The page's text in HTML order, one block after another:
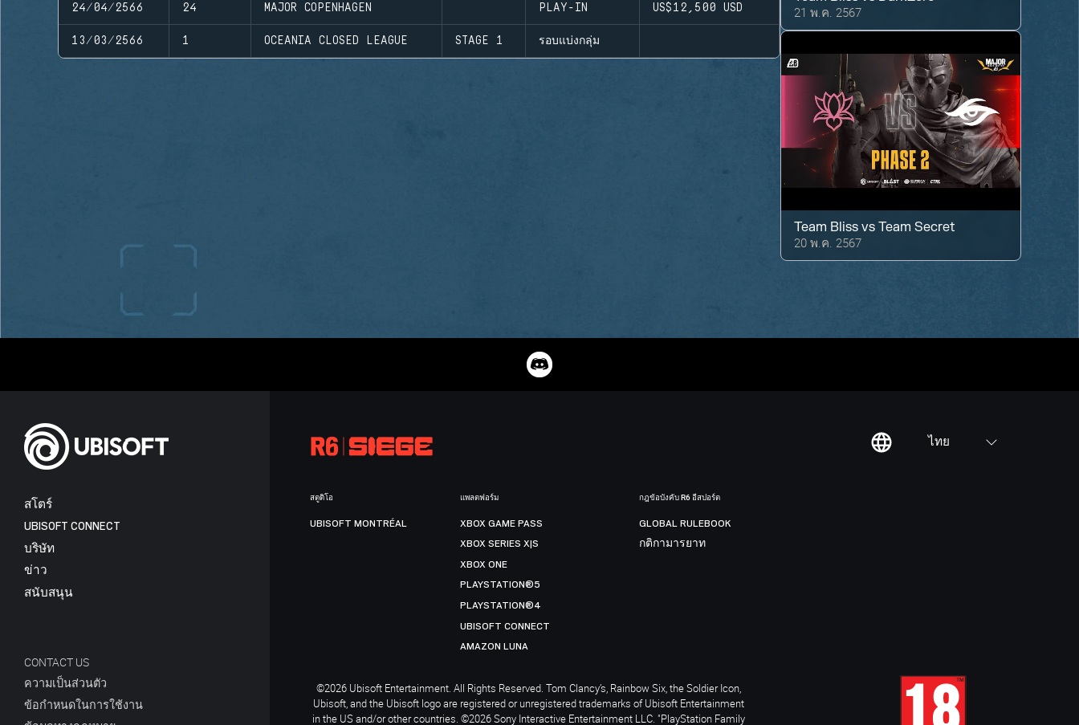
24/04/2566 24 MAJOR COPENHAGEN PLAY-IN US$12,500 USD
13/03/2566 1 OCEANIA CLOSED LEAGUE STAGE 1 รอบแบ่งกลุ่ม
21 พ.ค. 2567
Team Bliss vsTeam Secret
20 พ.ค. 2567
ไทย
สโตร์
UBISOFT CONNECT
บริษัท
ข่าว
สนับสนุน
CONTACT US
ความเป็นส่วนตัว
ข้อกำหนดในการใช้งาน
สตูดิโอ
UBISOFT MONTRÉAL
แพลตฟอร์ม
XBOX GAME PASS
XBOX SERIES X|S
XBOX ONE
PLAYSTATION®5
PLAYSTATION®4
UBISOFT CONNECT
AMAZON LUNA
กฎข้อบังคับ R6 อีสปอร์ต
GLOBAL RULEBOOK
กติกามารยาท
©2026 Ubisoft Entertainment. All Rights Reserved. Tom Clancy’s, Rainbow Six, the Soldier Icon,
Ubisoft, and the Ubisoft logo are registered or unregistered trademarks of Ubisoft Entertainment
in the US and/or other countries. ©2026 Sony Interactive Entertainment LLC. "PlayStation Family